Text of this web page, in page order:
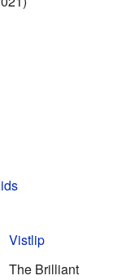
Vistlip
The Brilliant